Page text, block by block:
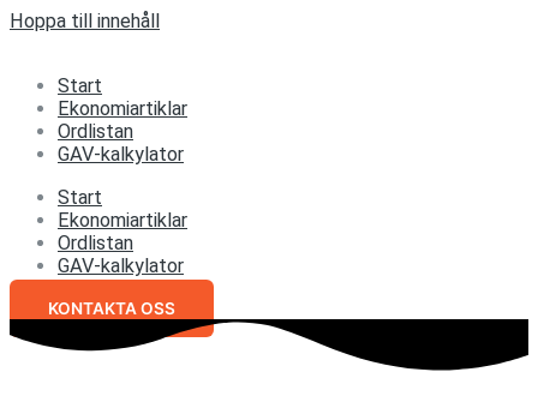
Hoppa till innehåll
Start
Ekonomiartiklar
Ordlistan
GAV-kalkylator
Start
Ekonomiartiklar
Ordlistan
GAV-kalkylator
KONTAKTA OSS